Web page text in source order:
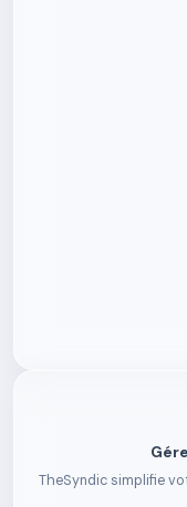
TheSyndic simplifie